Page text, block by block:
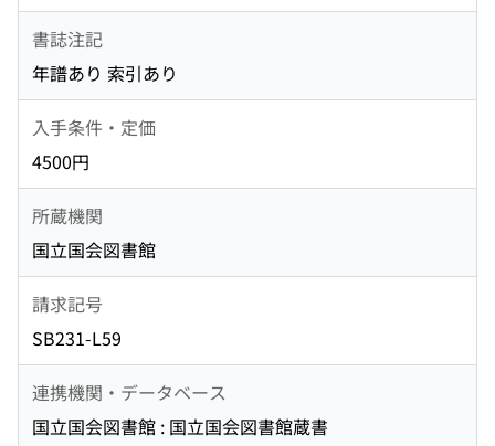
書誌注記
年譜あり 索引あり
入手条件・定価
4500円
所蔵機関
国立国会図書館
請求記号
SB231-L59
連携機関・データベース
国立国会図書館 : 国立国会図書館蔵書